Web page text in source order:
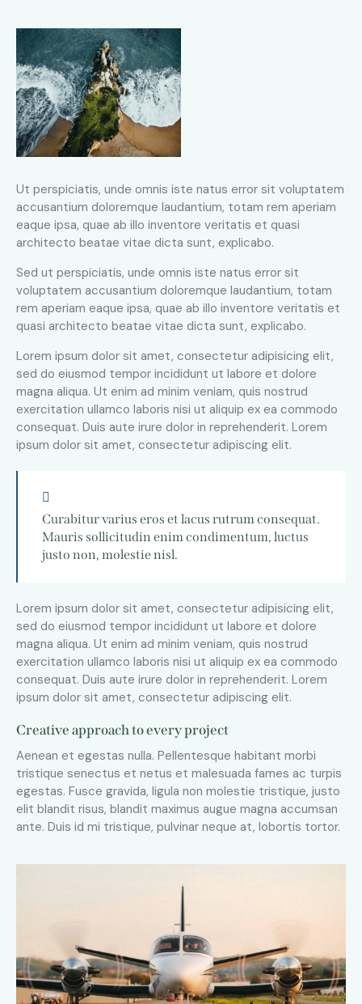
Ut perspiciatis, unde omnis iste natus error sit voluptatem
accusantium doloremque laudantium, totam rem aperiam
eaque ipsa, quae ab illo inventore veritatis et quasi
architecto beatae vitae dicta sunt, explicabo.
Sed ut perspiciatis, unde omnis iste natus error sit
voluptatem accusantium doloremque laudantium, totam
rem aperiam eaque ipsa, quae ab illo inventore veritatis et
quasi architecto beatae vitae dicta sunt, explicabo.
Lorem ipsum dolor sit amet, consectetur adipisicing elit,
sed do eiusmod tempor incididunt ut labore et dolore
magna aliqua. Ut enim ad minim veniam, quis nostrud
exercitation ullamco laboris nisi ut aliquip ex ea commodo
consequat. Duis aute irure dolor in reprehenderit. Lorem
ipsum dolor sit amet, consectetur adipiscing elit.
Curabitur varius eros et lacus rutrum consequat.
Mauris sollicitudin enim condimentum, luctus
justo non, molestie nisl.
Lorem ipsum dolor sit amet, consectetur adipisicing elit,
sed do eiusmod tempor incididunt ut labore et dolore
magna aliqua. Ut enim ad minim veniam, quis nostrud
exercitation ullamco laboris nisi ut aliquip ex ea commodo
consequat. Duis aute irure dolor in reprehenderit. Lorem
ipsum dolor sit amet, consectetur adipiscing elit.
Creative approach to every project
Aenean et egestas nulla. Pellentesque habitant morbi
tristique senectus et netus et malesuada fames ac turpis
egestas. Fusce gravida, ligula non molestie tristique, justo
elit blandit risus, blandit maximus augue magna accumsan
ante. Duis id mi tristique, pulvinar neque at, lobortis tortor.